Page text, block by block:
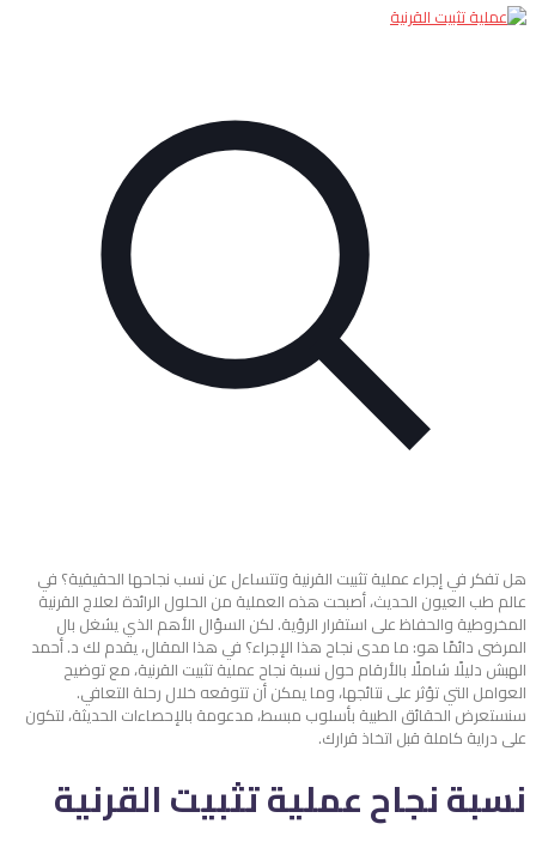
هل تفكر في إجراء عملية تثبيت القرنية وتتساءل عن نسب نجاحها الحقيقية؟ في
عالم طب العيون الحديث، أصبحت هذه العملية من الحلول الرائدة لعلاج القرنية
المخروطية والحفاظ على استقرار الرؤية. لكن السؤال الأهم الذي يشغل بال
المرضى دائمًا هو: ما مدى نجاح هذا الإجراء؟ في هذا المقال، يقدم لك د. أحمد
الهبش دليلًا شاملًا بالأرقام حول نسبة نجاح عملية تثبيت القرنية، مع توضيح
العوامل التي تؤثر على نتائجها، وما يمكن أن تتوقعه خلال رحلة التعافي.
سنستعرض الحقائق الطبية بأسلوب مبسط، مدعومة بالإحصاءات الحديثة، لتكون
على دراية كاملة قبل اتخاذ قرارك.
نسبة نجاح عملية تثبيت القرنية